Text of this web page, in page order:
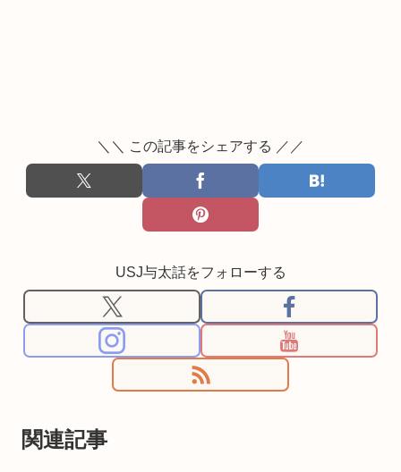
＼＼ この記事をシェアする ／／
USJ与太話をフォローする
関連記事